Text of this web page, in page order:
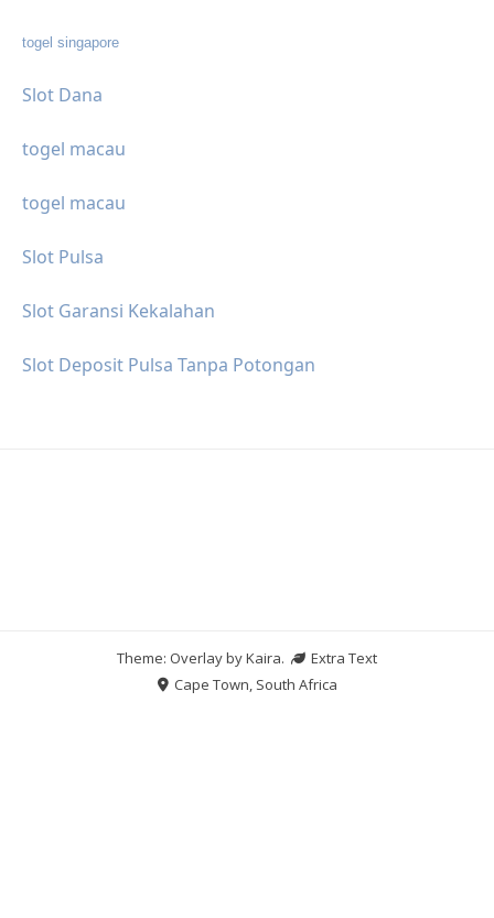
togel singapore
Slot Dana
togel macau
togel macau
Slot Pulsa
Slot Garansi Kekalahan
Slot Deposit Pulsa Tanpa Potongan
Theme: Overlay byKaira.
Extra Text
Cape Town, South Africa